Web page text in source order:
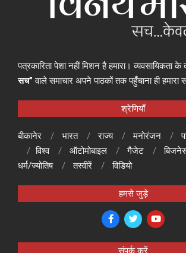
पत्रकारिता पेशा नहीं मिशन है हमारा। व्यवसायिकता के
सच” वाले समाचार अपने पाठकों तक पहुँचाना ही हमारा
श्रेणियाँ
बीकानेर भारत राज्य मनोरंजन
विश्व
ऑटोमोबाइल गैजेट
धर्म/ज्योतिष
तस्वीरें विडियो
हमसे जुड़े
संपर्क करें